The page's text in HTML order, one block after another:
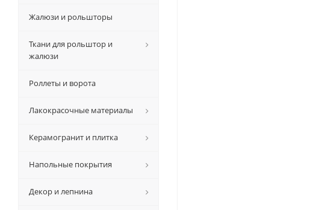
Жалюзи и рольшторы
Ткани для рольштор и
жалюзи
Роллеты и ворота
Лакокрасочные материалы
Керамогранит и плитка
Напольные покрытия
Декор и лепнина